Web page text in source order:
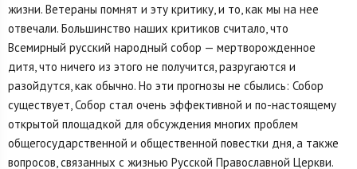
жизни. Ветераны помнят и эту критику, и то, как мы на нее
отвечали. Большинство наших критиков считало, что
Всемирный русский народный собор — мертворожденное
дитя, что ничего из этого не получится, разругаются и
разойдутся, как обычно. Но эти прогнозы не сбылись: Собор
существует, Собор стал очень эффективной и по-настоящему
открытой площадкой для обсуждения многих проблем
общегосударственной и общественной повестки дня, а также
вопросов, связанных с жизнью Русской Православной Церкви.